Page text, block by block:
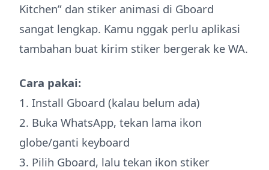
Kitchen” dan stiker animasi di Gboard
sangat lengkap. Kamu nggak perlu aplikasi
tambahan buat kirim stiker bergerak ke WA.
Cara pakai:
1. Install Gboard (kalau belum ada)
2. Buka WhatsApp, tekan lama ikon
globe/ganti keyboard
3. Pilih Gboard, lalu tekan ikon stiker